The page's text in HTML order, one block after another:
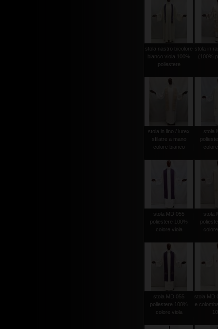
stola nastro bicolore
bianco viola 100%
poliestere
stola in
(100%
stola in lino / lurex
sfilatre a mano
colore bianco
stola
stola MD 055
poliestere 100%
colore viola
stola
stola MD 055
poliestere 100%
colore viola
stola MD
e